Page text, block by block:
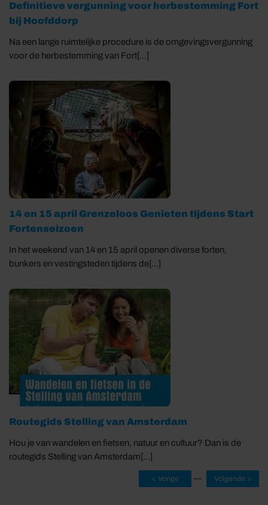
Definitieve vergunning voor herbestemming Fort
bij Hoofddorp
Na een lange ruimtelijke procedure is de omgevingsvergunning
voor de herbestemming van Fort[...]
14 en 15 april Grenzeloos Genieten tijdens Start
Fortenseizoen
In het weekend van 14 en 15 april openen diverse forten,
bunkers en vestingsteden tijdens de[...]
Routegids Stelling van Amsterdam
Hou je van wandelen en fietsen, natuur en cultuur? Dan is de
routegids Stelling van Amsterdam[...]
< Vorige — Volgende >